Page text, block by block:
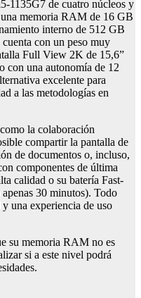
1135G7 de cuatro núcleos y
memoria RAM de 16 GB
interno de 512 GB
con un peso muy
Full View 2K de 15,6”
con una autonomía de 12
excelente para
a las metodologías en
la colaboración
compartir la pantalla de
de documentos o, incluso,
componentes de última
calidad o su batería Fast-
30 minutos). Todo
una experiencia de uso
su memoria RAM no es
si a este nivel podrá